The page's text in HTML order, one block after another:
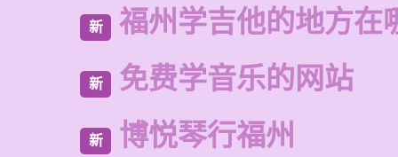
新 福州学吉他的地方在
新 免费学音乐的网站
新 博悦琴行福州